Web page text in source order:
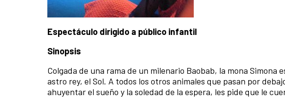
Espectáculo dirigido a público infantil
Sinopsis
Colgada de una rama de un milenario Baobab, la mona Simona
astro rey, el Sol. A todos los otros animales que pasan por
ahuyentar el sueño y la soledad de la espera, les pide que le